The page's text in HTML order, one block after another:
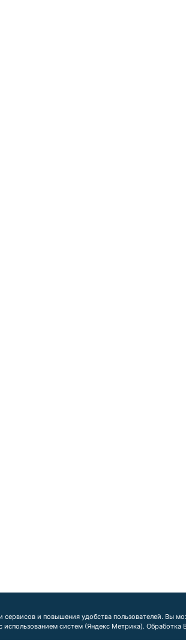
и повышения удобства пользователей. Вы
систем (Яндекс Метрика).